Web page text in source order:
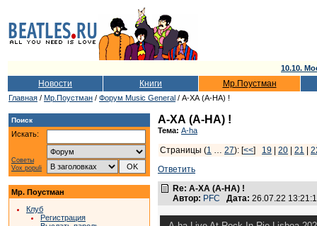
10.10.
Новости Книги Мр.Поустман
Главная / Мр.Поустман / Форум Music General / А-ХА (A-HA) !
Поиск
Искать:
Советы
Vox populi
Мр. Поустман
Клуб
Регистрация
А-ХА (A-HA) !
Тема: A-ha
Страницы (1 … 27): [<<] 19 20 21
Ответить
Re: А-ХА (A-HA) !
Автор: PFC Дата: 26.07.22